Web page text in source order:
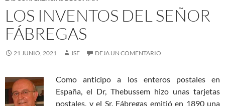
LOS INVENTOS DEL SEÑOR
FÁBREGAS
21 JUNIO, 2021 JSF DEJA UN COMENTARIO
Como anticipo a los enteros postales en
España, el Dr, Thebussem hizo unas tarjetas
postales, y el Sr. Fábregas emitió en 1890 una